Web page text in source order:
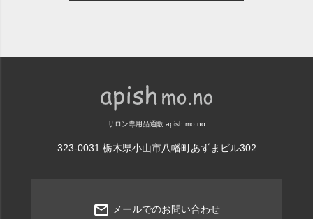
サロン専用品通販 apish mo.no
323-0031 栃木県小山市八幡町あずまビル302
mail_outline メールでのお問い合わせ